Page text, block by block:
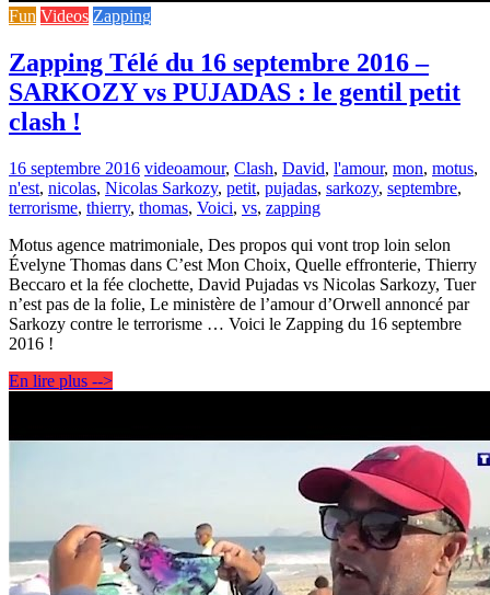
Fun Videos Zapping
Zapping Télé du 16 septembre 2016 –
SARKOZY vs PUJADAS : le gentil petit
clash !
16 septembre 2016 videoamour, Clash, David, l'amour, mon, motus,
n'est, nicolas, Nicolas Sarkozy, petit, pujadas, sarkozy, septembre,
terrorisme, thierry, thomas, Voici, vs, zapping
Motus agence matrimoniale, Des propos qui vont trop loin selon
Évelyne Thomas dans C’est Mon Choix, Quelle effronterie, Thierry
Beccaro et la fée clochette, David Pujadas vs Nicolas Sarkozy, Tuer
n’est pas de la folie, Le ministère de l’amour d’Orwell annoncé par
Sarkozy contre le terrorisme … Voici le Zapping du 16 septembre
2016 !
En lire plus -->